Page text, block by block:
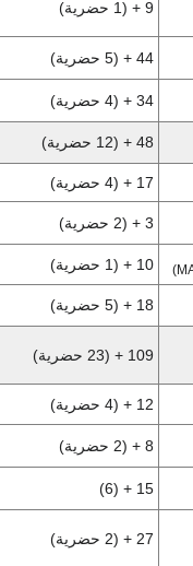
9 + (1 حضرية)
44 + (5 حضرية)
34 + (4 حضرية)
48 + (12 حضرية)
17 + (4 حضرية)
3 + (2 حضرية)
10 + (1 حضرية)
18 + (5 حضرية)
109 + (23 حضرية)
12 + (4 حضرية)
8 + (2 حضرية)
15 + (6)
27 + (2 حضرية)